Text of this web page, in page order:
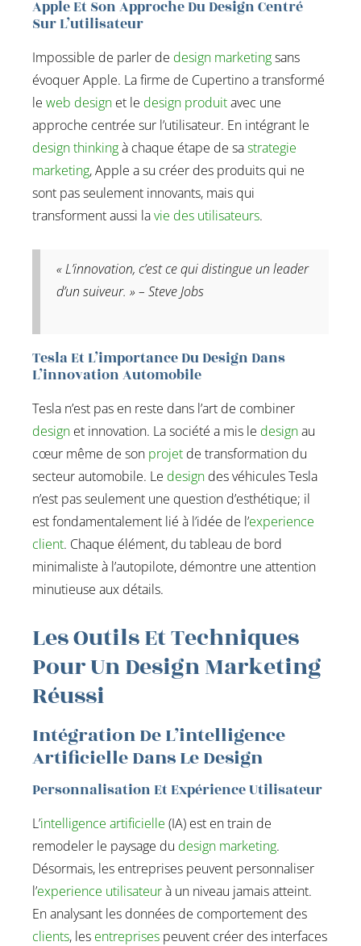
Apple Et Son Approche Du Design Centré
Sur L’utilisateur
Impossible de parler de design marketingsans
évoquer Apple. La firme de Cupertino a transformé
leweb design et le design produitavec une
approche centrée sur l’utilisateur. En intégrant le
design thinkingà chaque étape de sastrategie
marketing, Apple a su créer des produits qui ne
sont pas seulement innovants, mais qui
transforment aussi lavie des utilisateurs.
« L’innovation, c’est ce qui distingue un leader
d’un suiveur. » – Steve Jobs
Tesla Et L’importance Du Design Dans
L’innovation Automobile
Tesla n’est pas en reste dans l’art de combiner
design et innovation. La société a mis le designau
cœur même de son projet de transformation du
secteur automobile. Le design des véhicules Tesla
n’est pas seulement une question d’esthétique; il
est fondamentalement lié à l’idée de l’experience
client. Chaque élément, du tableau de bord
minimaliste à l’autopilote, démontre une attention
minutieuse aux détails.
Les Outils Et Techniques
Pour Un Design Marketing
Réussi
Intégration De L’intelligence
Artificielle Dans Le Design
Personnalisation Et Expérience Utilisateur
L’intelligence artificielle (IA) est en train de
remodeler le paysage du design marketing.
Désormais, les entreprises peuvent personnaliser
l’experience utilisateurà un niveau jamais atteint.
En analysant les données de comportement des
clients, les entreprises peuvent créer des interfaces